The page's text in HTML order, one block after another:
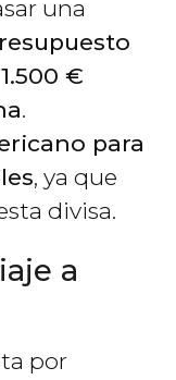
una
€
.
para
, ya que
divisa.
a
por